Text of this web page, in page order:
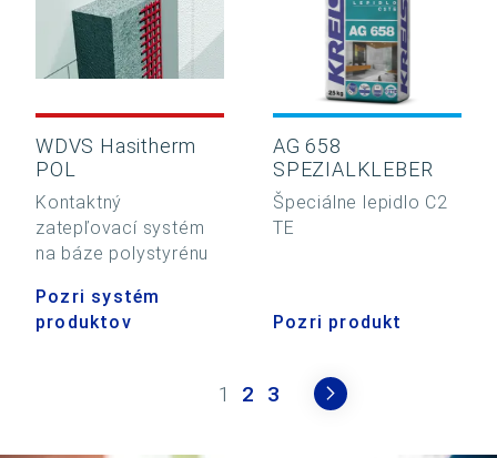
WDVS Hasitherm
POL
Kontaktný
zatepľovací systém
na báze polystyrénu
Pozri systém
produktov
AG 658
SPEZIALKLEBER
Špeciálne lepidlo C2
TE
Pozri produkt
1 2 3